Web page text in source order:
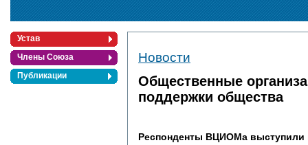
Устав
Члены Союза
Публикации
Новости
Общественные
поддержки общества
Респонденты ВЦИОМа выступили